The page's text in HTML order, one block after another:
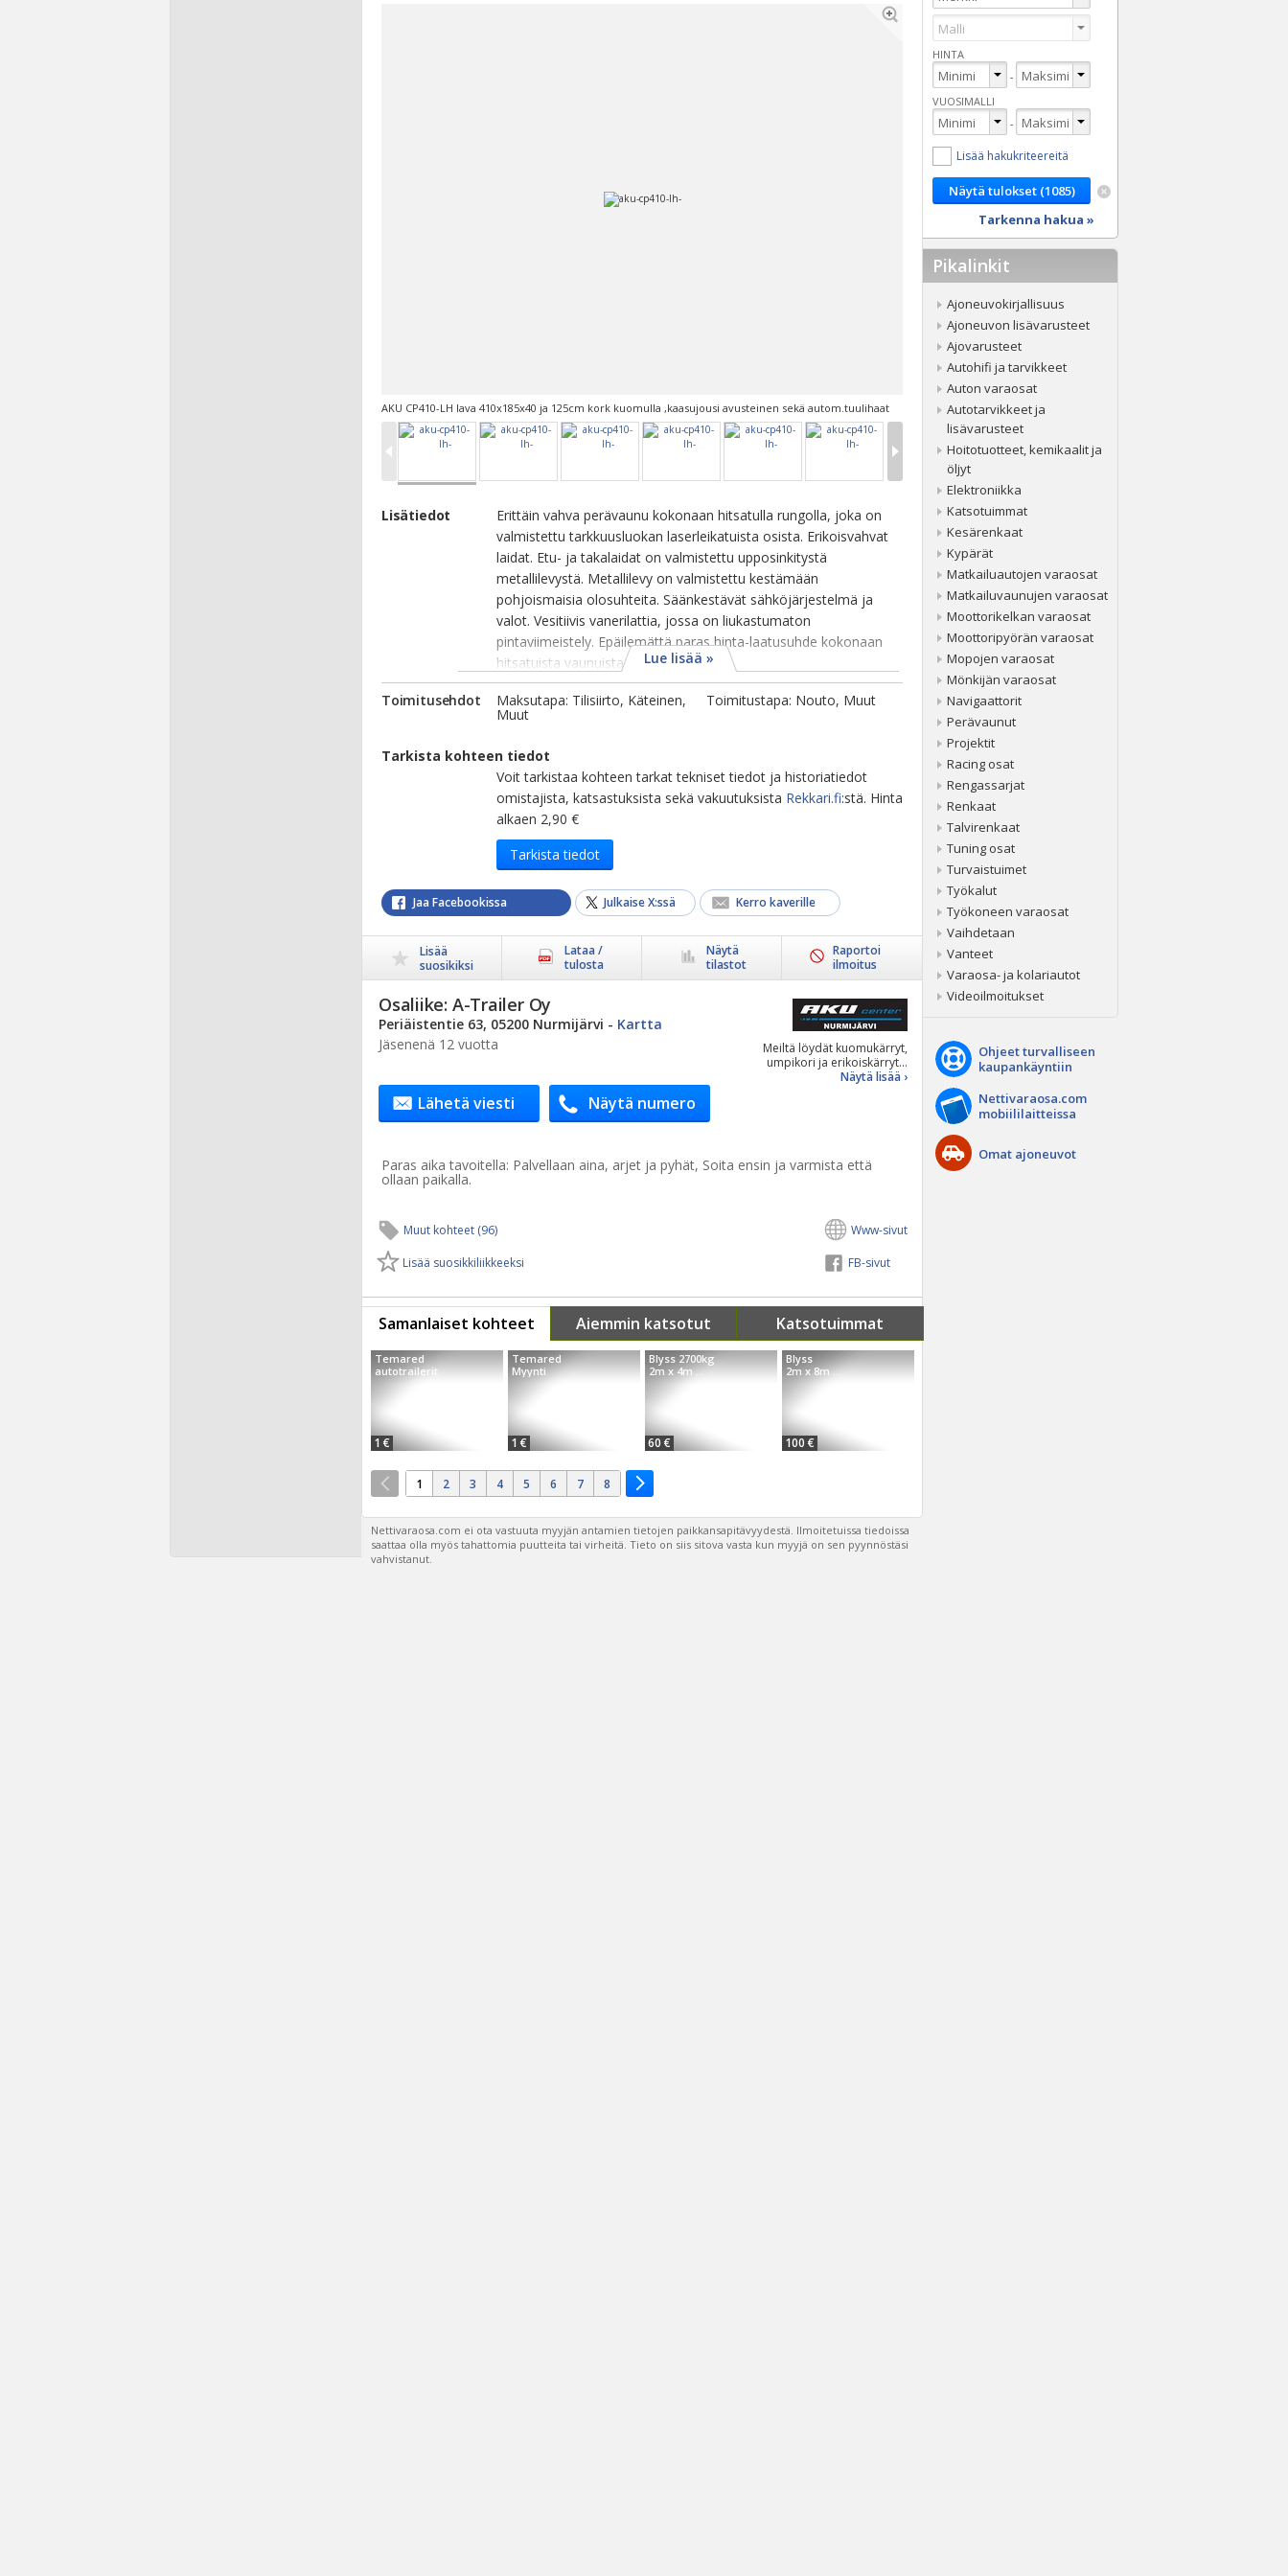
AKU CP410-LH lava 410x185x40 ja 125cm kork kuomulla ,kaasujousi avusteinen sekä autom.tuulihaat
Lisätiedot
Erittäin vahva perävaunu kokonaan hitsatulla rungolla, joka on
valmistettu tarkkuusluokan laserleikatuista osista. Erikoisvahvat
laidat. Etu- ja takalaidat on valmistettu upposinkitystä
metallilevystä. Metallilevy on valmistettu kestämään
pohjoismaisia olosuhteita. Säänkestävät sähköjärjestelmä ja
valot. Vesitiivis vanerilattia, jossa on liukastumaton
pintaviimeistely. Epäilemättä paras hinta-laatusuhde kokonaan
hitsatuista vaunuista markkin...
Lue lisää »
Toimitusehdot Maksutapa: Tilisiirto, Käteinen,
Muut
Toimitustapa: Nouto, Muut
Tarkista kohteen tiedot
Voit tarkistaa kohteen tarkat tekniset tiedot ja historiatiedot
omistajista, katsastuksista sekä vakuutuksista Rekkari.fi:stä. Hinta
alkaen 2,90 €
Tarkista tiedot
Jaa Facebookissa Julkaise X:ssä Kerro kaverille
Lisää
suosikiksi
Lataa /
tulosta
Näytä
tilastot
Raportoi
ilmoitus
Meiltä löydät kuomukärryt,
umpikori ja erikoiskärryt...
Näytä lisää ›
Osaliike: A-Trailer Oy
​Periäistentie 63, 05200 Nurmijärvi - Kartta
Jäsenenä 12 vuotta
Lähetä viesti Näytä numero
Paras aika tavoitella: Palvellaan aina, arjet ja pyhät, Soita ensin ja varmista että
ollaan paikalla.
Muut kohteet (96)
Lisää suosikkiliikkeeksi
Www-sivut
FB-sivut
Samanlaiset kohteet Aiemmin katsotut Katsotuimmat
Temared
autotrailerit
1 €
Temared
Myynti
1 €
Blyss 2700kg
2m x 4m ...
60 €
Blyss
2m x 8m ...
100 €
1 2 3 4 5 6 7 8
Nettivaraosa.com ei ota vastuuta myyjän antamien tietojen paikkansapitävyydestä. Ilmoitetuissa tiedoissa
saattaa olla myös tahattomia puutteita tai virheitä. Tieto on siis sitova vasta kun myyjä on sen pyynnöstäsi
vahvistanut.
HINTA
-
VUOSIMALLI
-
Lisää hakukriteereitä
Tarkenna hakua »
Pikalinkit
Ajoneuvokirjallisuus
Ajoneuvon lisävarusteet
Ajovarusteet
Autohifi ja tarvikkeet
Auton varaosat
Autotarvikkeet ja
lisävarusteet
Hoitotuotteet, kemikaalit ja
öljyt
Elektroniikka
Katsotuimmat
Kesärenkaat
Kypärät
Matkailuautojen varaosat
Matkailuvaunujen varaosat
Moottorikelkan varaosat
Moottoripyörän varaosat
Mopojen varaosat
Mönkijän varaosat
Navigaattorit
Perävaunut
Projektit
Racing osat
Rengassarjat
Renkaat
Talvirenkaat
Tuning osat
Turvaistuimet
Työkalut
Työkoneen varaosat
Vaihdetaan
Vanteet
Varaosa- ja kolariautot
Videoilmoitukset
Ohjeet turvalliseen
kaupankäyntiin
Nettivaraosa.com
mobiililaitteissa
Omat ajoneuvot